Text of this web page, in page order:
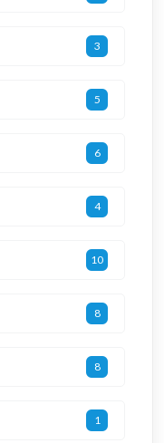
3
5
6
4
10
8
8
1